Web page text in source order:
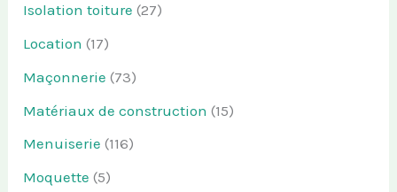
Isolation toiture (27)
Location (17)
Maçonnerie (73)
Matériaux de construction (15)
Menuiserie (116)
Moquette (5)